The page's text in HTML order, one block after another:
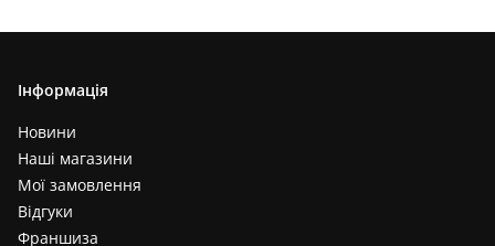
Інформація
Новини
Наші магазини
Мої замовлення
Відгуки
Франшиза